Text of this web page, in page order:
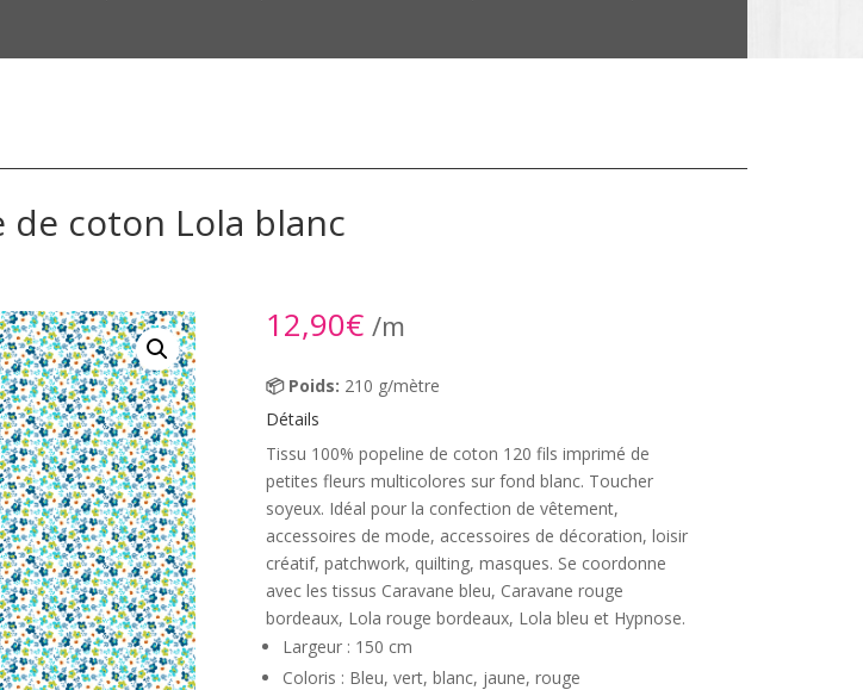
de coton Lola blanc
12,90€ /m
📦 Poids: 210 g/mètre
Détails
Tissu 100% popeline de coton 120 fils imprimé de
petites fleurs multicolores sur fond blanc. Toucher
soyeux. Idéal pour la confection de vêtement,
accessoires de mode, accessoires de décoration, loisir
créatif, patchwork, quilting, masques. Se coordonne
avec les tissus Caravane bleu, Caravane rouge
bordeaux, Lola rouge bordeaux, Lola bleu et Hypnose.
Largeur : 150 cm
Coloris : Bleu, vert, blanc, jaune, rouge